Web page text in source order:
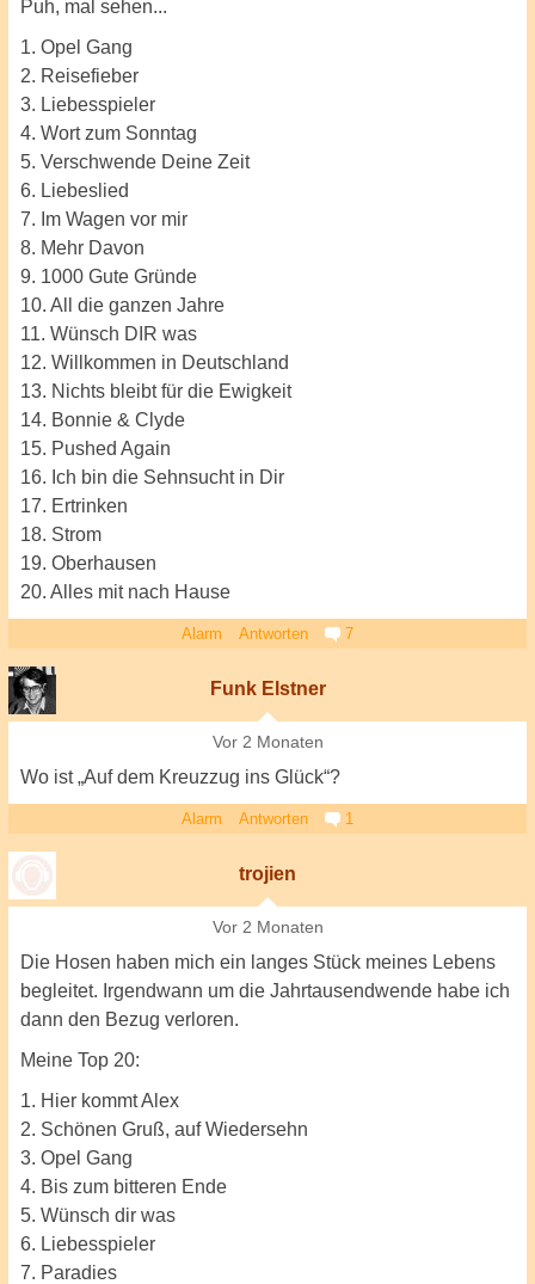
Puh, mal sehen...
1. Opel Gang
2. Reisefieber
3. Liebesspieler
4. Wort zum Sonntag
5. Verschwende Deine Zeit
6. Liebeslied
7. Im Wagen vor mir
8. Mehr Davon
9. 1000 Gute Gründe
10. All die ganzen Jahre
11. Wünsch DIR was
12. Willkommen in Deutschland
13. Nichts bleibt für die Ewigkeit
14. Bonnie & Clyde
15. Pushed Again
16. Ich bin die Sehnsucht in Dir
17. Ertrinken
18. Strom
19. Oberhausen
20. Alles mit nach Hause
Alarm Antworten 7
Funk Elstner
Vor 2 Monaten
Wo ist „Auf dem Kreuzzug ins Glück“?
Alarm Antworten 1
trojien
Vor 2 Monaten
Die Hosen haben mich ein langes Stück meines Lebens
begleitet. Irgendwann um die Jahrtausendwende habe ich
dann den Bezug verloren.
Meine Top 20:
1. Hier kommt Alex
2. Schönen Gruß, auf Wiedersehn
3. Opel Gang
4. Bis zum bitteren Ende
5. Wünsch dir was
6. Liebesspieler
7. Paradies